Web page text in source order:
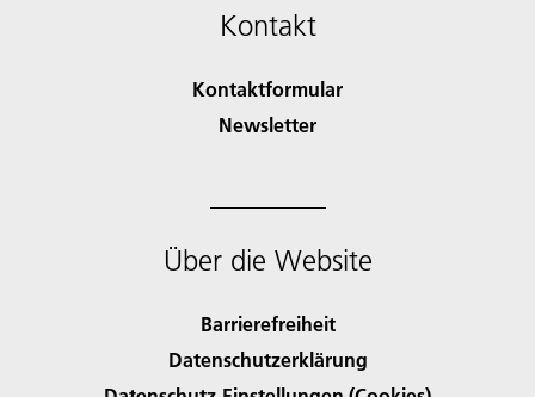
Kontakt
Kontaktformular
Newsletter
Über die Website
Barrierefreiheit
Datenschutzerklärung